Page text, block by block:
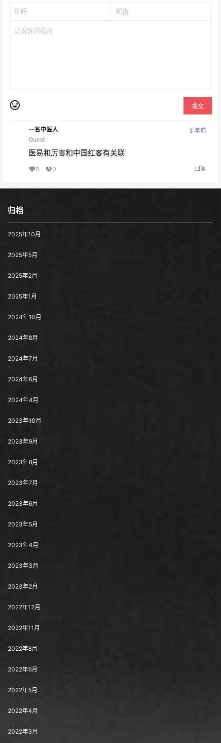
提交
一名中医人
Guest
3 年前
医易和厉害和中国红客有关联
0 0 回复
归档
2025年10月
2025年5月
2025年2月
2025年1月
2024年10月
2024年8月
2024年7月
2024年6月
2024年4月
2023年10月
2023年9月
2023年8月
2023年7月
2023年6月
2023年5月
2023年4月
2023年3月
2023年2月
2022年12月
2022年11月
2022年8月
2022年6月
2022年5月
2022年4月
2022年3月